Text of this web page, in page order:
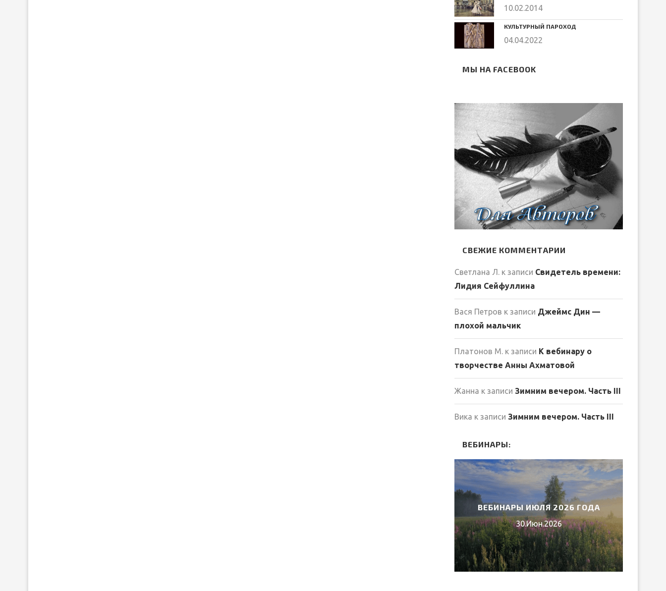
10.02.2014
КУЛЬТУРНЫЙ ПАРОХОД
04.04.2022
МЫ НА FACEBOOK
СВЕЖИЕ КОММЕНТАРИИ
Светлана Л. к записи Свидетель времени:
Лидия Сейфуллина
Вася Петров к записи Джеймс Дин —
плохой мальчик
Платонов М. к записи К вебинару о
творчестве Анны Ахматовой
Жанна к записи Зимним вечером. Часть III
Вика к записи Зимним вечером. Часть III
ВЕБИНАРЫ:
ВЕБИНАРЫ ИЮЛЯ 2026 ГОДА
30.Июн.2026